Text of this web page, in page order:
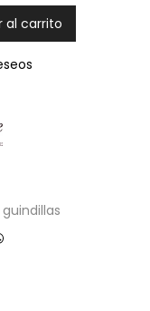
al carrito